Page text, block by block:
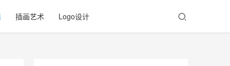
插画艺术 Logo设计